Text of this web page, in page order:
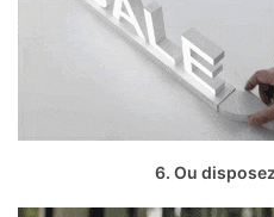
6. Ou